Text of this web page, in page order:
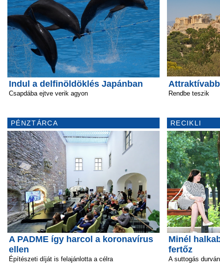
Indul a delfinöldöklés Japánban
Csapdába ejtve verik agyon
PÉNZTÁRCA
A PADME így harcol a koronavírus
ellen
Építészeti díját is felajánlotta a célra
Rendbe teszik
RECIKLI
Minél
fertőz
A suttogás